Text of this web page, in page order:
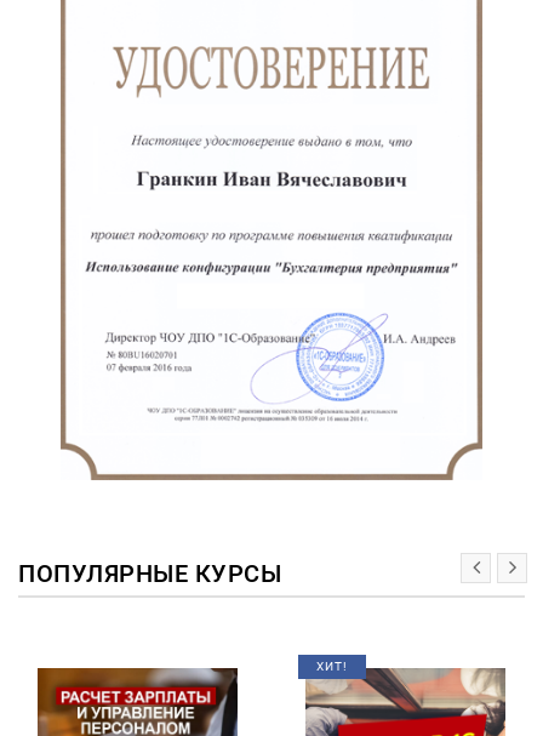
ПОПУЛЯРНЫЕ КУРСЫ
ХИТ!